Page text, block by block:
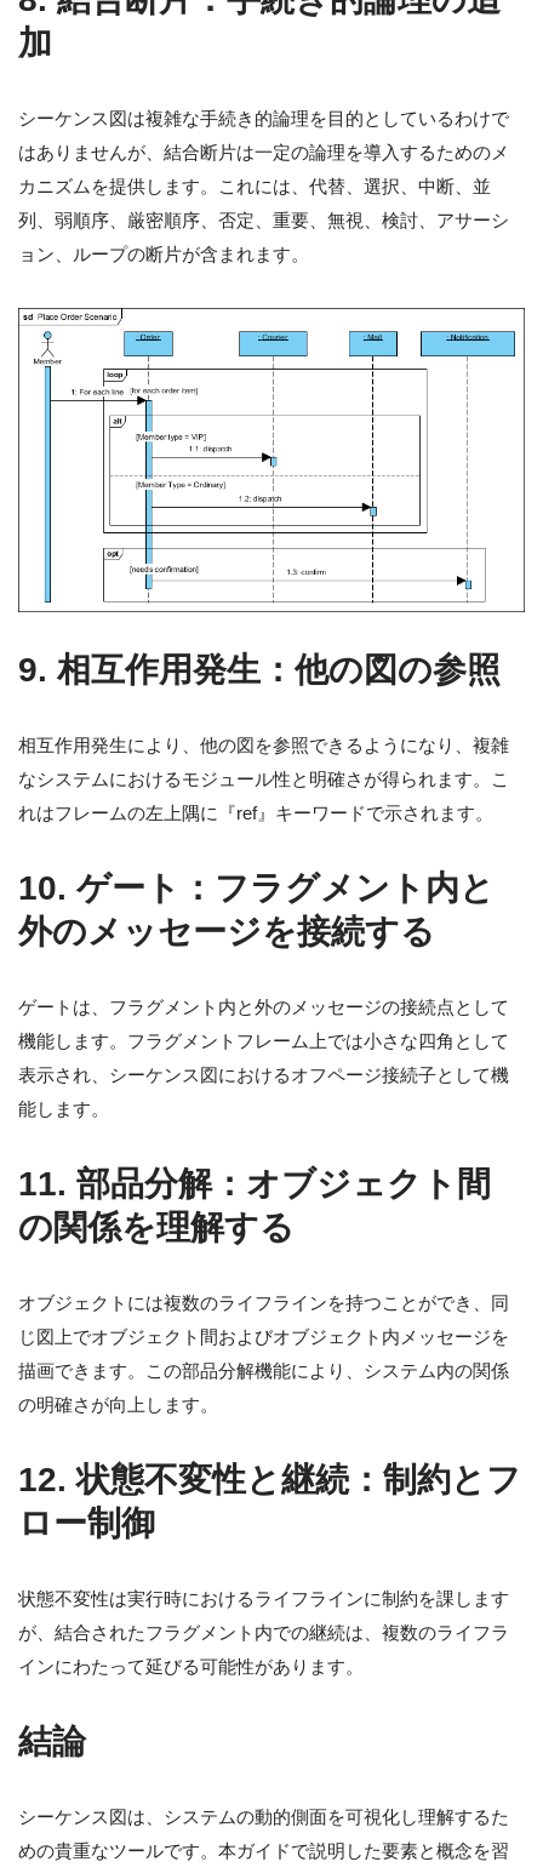
加
シーケンス図は複雑な手続き的論理を目的としているわけで
はありませんが、結合断片は一定の論理を導入するためのメ
カニズムを提供します。これには、代替、選択、中断、並
列、弱順序、厳密順序、否定、重要、無視、検討、アサーシ
ョン、ループの断片が含まれます。
9. 相互作用発生：他の図の参照
相互作用発生により、他の図を参照できるようになり、複雑
なシステムにおけるモジュール性と明確さが得られます。こ
れはフレームの左上隅に『ref』キーワードで示されます。
10.ゲート：フラグメント内と
外のメッセージを接続する
ゲートは、フラグメント内と外のメッセージの接続点として
機能します。フラグメントフレーム上では小さな四角として
表示され、シーケンス図におけるオフページ接続子として機
能します。
11. 部品分解：オブジェクト間
の関係を理解する
オブジェクトには複数のライフラインを持つことができ、同
じ図上でオブジェクト間およびオブジェクト内メッセージを
描画できます。この部品分解機能により、システム内の関係
の明確さが向上します。
12.状態不変性と継続：制約とフ
ロー制御
状態不変性は実行時におけるライフラインに制約を課します
が、結合されたフラグメント内での継続は、複数のライフラ
インにわたって延びる可能性があります。
結論
シーケンス図は、システムの動的側面を可視化し理解するた
めの貴重なツールです。本ガイドで説明した要素と概念を習